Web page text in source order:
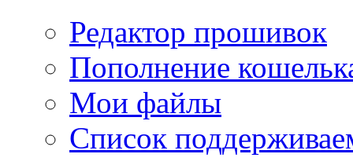
Редактор прошивок
Пополнение
Мои файлы
Список